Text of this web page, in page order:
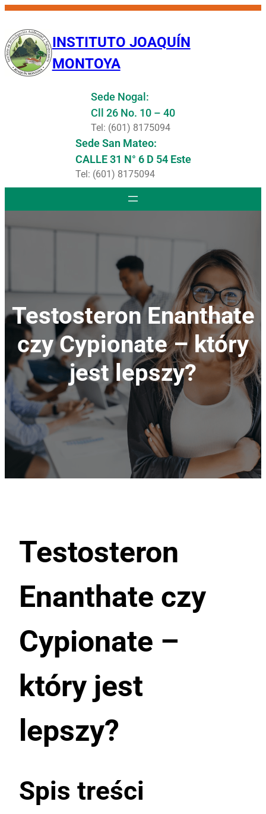
Saltar
contenido
INSTITUTO JOAQUÍN
MONTOYA
Sede Nogal:
Cll 26 No. 10 – 40
Tel: (601) 8175094
Sede San Mateo:
CALLE 31 N° 6 D 54 Este
Tel: (601) 8175094
Testosteron Enanthate
czy Cypionate – który
jest lepszy?
Testosteron
Enanthate czy
Cypionate –
który jest
lepszy?
Spis treści